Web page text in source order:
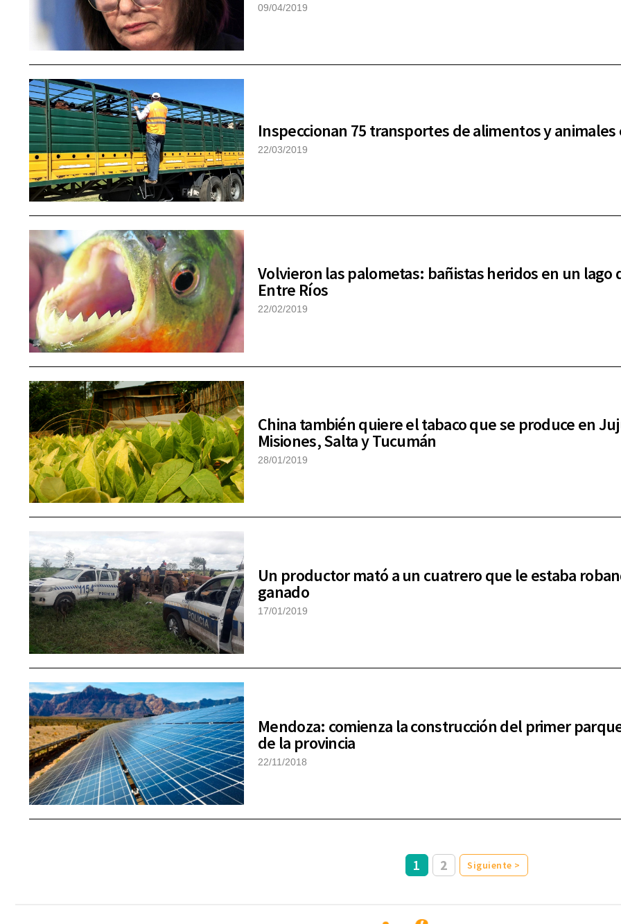
09/04/2019
Inspeccionan 75 transportes de alimentos y animales
22/03/2019
Volvieron las palometas: bañistas heridos en un lago
Entre Ríos
22/02/2019
China también quiere el tabaco que se produce en
Misiones, Salta y Tucumán
28/01/2019
Un productor mató a un cuatrero que le estaba
ganado
17/01/2019
Mendoza: comienza la construcción del primer
de la provincia
22/11/2018
1 2 Siguiente >